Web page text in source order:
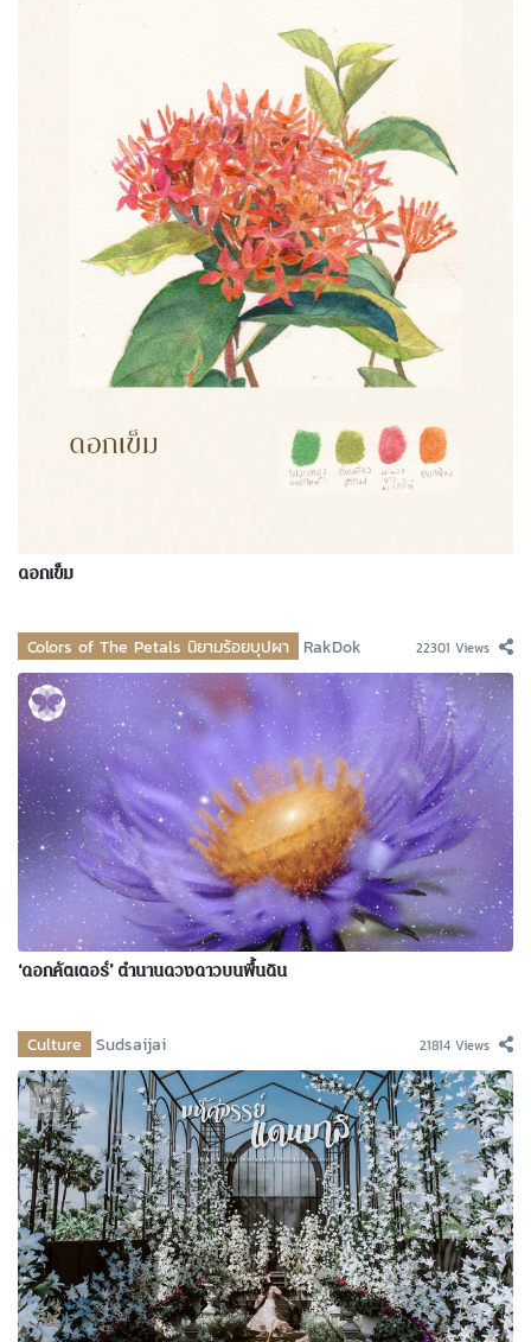
ดอกเข็ม
Colors of The Petals นิยามร้อยบุปผา RakDok 22301 Views
‘ดอกคัตเตอร์’ ตำนานดวงดาวบนพื้นดิน
Culture Sudsaijai 21814 Views